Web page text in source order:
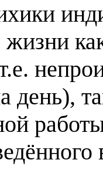
жизни
день),